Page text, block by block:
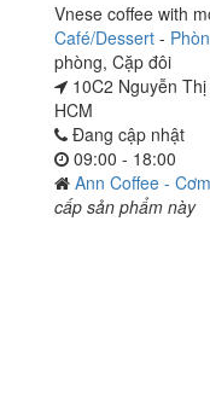
Vnese coffee with
Café/Dessert -
phòng, Cặp đôi
10C2 Nguyễn
HCM
Đang cập nhật
09:00 - 18:00
Ann Coffee -
cấp sản phẩm này